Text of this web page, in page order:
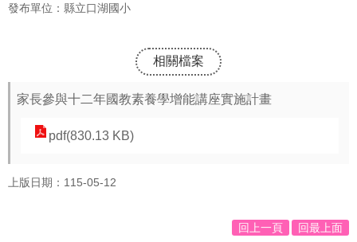
長
園
發布單位：縣立口湖國小
相關檔案
家長參與十二年國教素養學增能講座實施計畫
pdf(830.13 KB)
上版日期：115-05-12
回上一頁 回最上面